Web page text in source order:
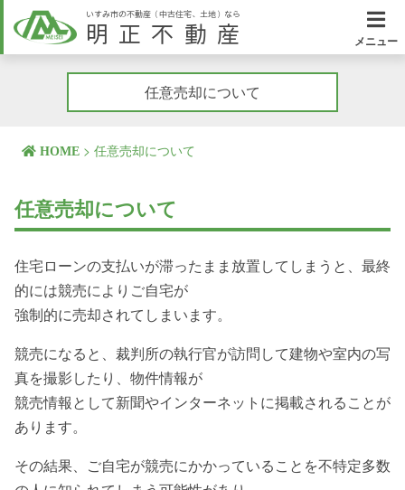
いすみ市の不動産（中古住宅、土地）なら
明正不動産 メニュー
任意売却について
HOME > 任意売却について
任意売却について
住宅ローンの支払いが滞ったまま放置してしまうと、最終
的には競売によりご自宅が
強制的に売却されてしまいます。
競売になると、裁判所の執行官が訪問して建物や室内の写
真を撮影したり、物件情報が
競売情報として新聞やインターネットに掲載されることが
あります。
その結果、ご自宅が競売にかかっていることを不特定多数